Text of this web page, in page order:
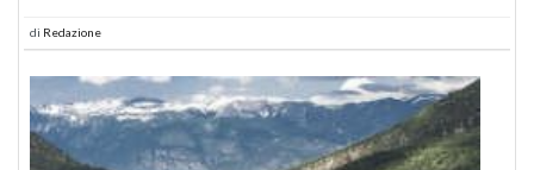
di Redazione